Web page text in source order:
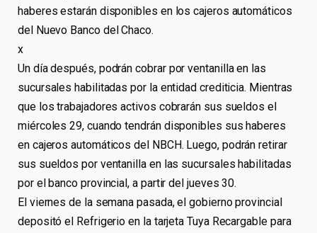
haberes estarán disponibles en los cajeros automáticos
del Nuevo Banco del Chaco.
x
Un día después, podrán cobrar por ventanilla en las
sucursales habilitadas por la entidad crediticia. Mientras
que los trabajadores activos cobrarán sus sueldos el
miércoles 29, cuando tendrán disponibles sus haberes
en cajeros automáticos del NBCH. Luego, podrán retirar
sus sueldos por ventanilla en las sucursales habilitadas
por el banco provincial, a partir del jueves 30.
El viernes de la semana pasada, el gobierno provincial
depositó el Refrigerio en la tarjeta Tuya Recargable para